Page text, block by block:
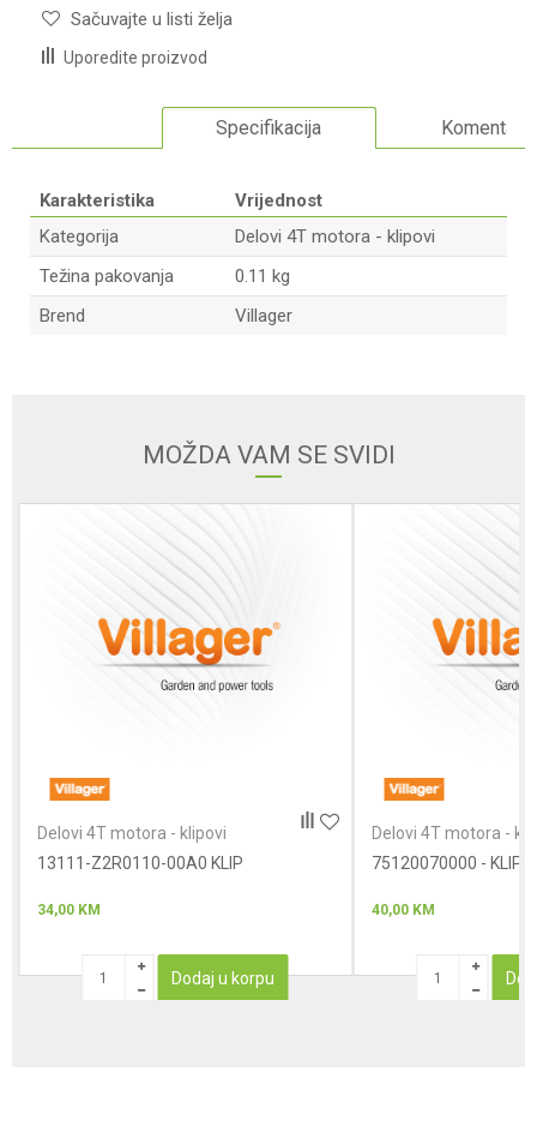
Sačuvajte u listi želja
Uporedite proizvod
Specifikacija Komentari
Karakteristika
Vrijednost
Kategorija
Delovi 4T motora - klipovi
Težina pakovanja
0.11 kg
Brend
Villager
POŠALJI
MOŽDA VAM SE SVIDI
Delovi 4T motora - klipovi
13111-Z2R0110-00A0 KLIP
34,00 KM
Dodaj u korpu
Delovi 4T motora -
75120070000 - KLIP
40,00 KM